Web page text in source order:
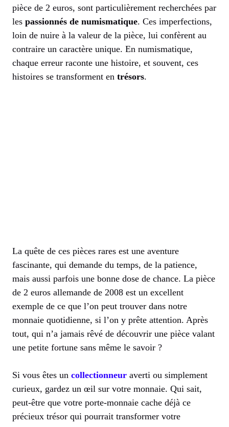
pièce de 2 euros, sont particulièrement recherchées par
les passionnés de numismatique. Ces imperfections,
loin de nuire à la valeur de la pièce, lui confèrent au
contraire un caractère unique. En numismatique,
chaque erreur raconte une histoire, et souvent, ces
histoires se transforment en trésors.
La quête de ces pièces rares est une aventure
fascinante, qui demande du temps, de la patience,
mais aussi parfois une bonne dose de chance. La pièce
de 2 euros allemande de 2008 est un excellent
exemple de ce que l’on peut trouver dans notre
monnaie quotidienne, si l’on y prête attention. Après
tout, qui n’a jamais rêvé de découvrir une pièce valant
une petite fortune sans même le savoir ?
Si vous êtes un collectionneur averti ou simplement
curieux, gardez un œil sur votre monnaie. Qui sait,
peut-être que votre porte-monnaie cache déjà ce
précieux trésor qui pourrait transformer votre